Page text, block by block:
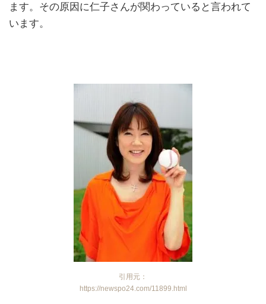
ます。その原因に仁子さんが関わっていると言われて
います。
引用元：
https://newspo24.com/11899.html